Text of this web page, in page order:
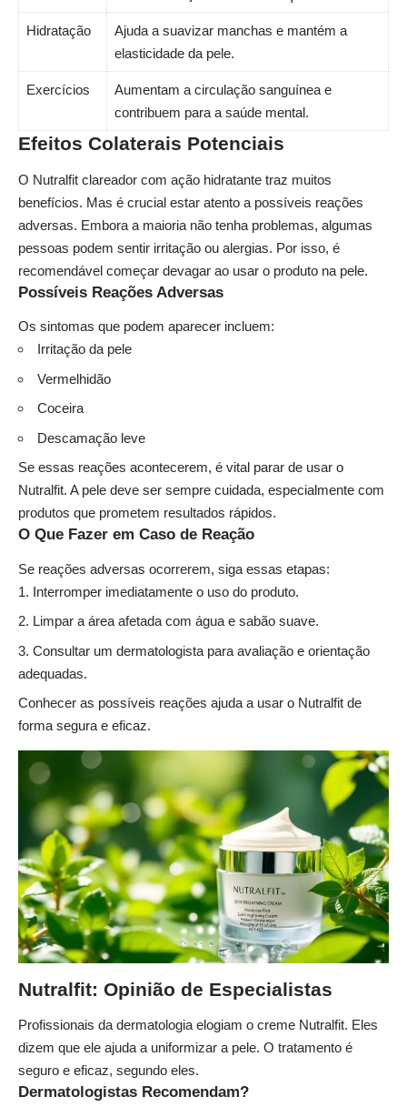
Hidratação
Ajuda a suavizar manchas e mantém a
elasticidade da pele.
Exercícios
Aumentam a circulação sanguínea e
contribuem para a saúde mental.
Efeitos Colaterais Potenciais
O Nutralfit clareador com ação hidratante traz muitos
benefícios. Mas é crucial estar atento a possíveis reações
adversas. Embora a maioria não tenha problemas, algumas
pessoas podem sentir irritação ou alergias. Por isso, é
recomendável começar devagar ao usar o produto na pele.
Possíveis Reações Adversas
Os sintomas que podem aparecer incluem:
Irritação da pele
Vermelhidão
Coceira
Descamação leve
Se essas reações acontecerem, é vital parar de usar o
Nutralfit. A pele deve ser sempre cuidada, especialmente com
produtos que prometem resultados rápidos.
O Que Fazer em Caso de Reação
Se reações adversas ocorrerem, siga essas etapas:
Interromper imediatamente o uso do produto.
Limpar a área afetada com água e sabão suave.
Consultar um dermatologista para avaliação e orientação
adequadas.
Conhecer as possíveis reações ajuda a usar o Nutralfit de
forma segura e eficaz.
Nutralfit: Opinião de Especialistas
Profissionais da dermatologia elogiam o creme Nutralfit. Eles
dizem que ele ajuda a uniformizar a pele. O tratamento é
seguro e eficaz, segundo eles.
Dermatologistas Recomendam?